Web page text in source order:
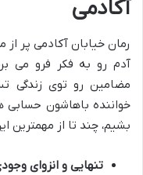
آکادمی
رمان خیابان آکادمی پر
آدم رو به فکر فرو می
مضامین رو توی زندگی
خواننده باهاشون حسابی
بشیم، چند تا از
تنهایی و انزوای